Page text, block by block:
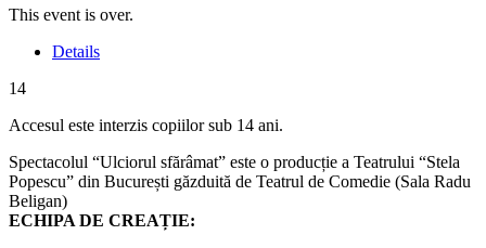
This event is over.
Details
14
Accesul este interzis copiilor sub 14 ani.
Spectacolul “Ulciorul sfărâmat” este o producție a Teatrului “Stela
Popescu” din București găzduită de Teatrul de Comedie (Sala Radu
Beligan)
ECHIPA DE CREAȚIE: